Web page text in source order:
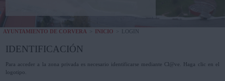
AYUDA
AYUNTAMIENTO DE CORVERA INICIO LOGIN
IDENTIFICACIÓN
Para acceder a la zona privada es necesario identificarse mediante Cl@ve. Haga clic en el
logotipo.